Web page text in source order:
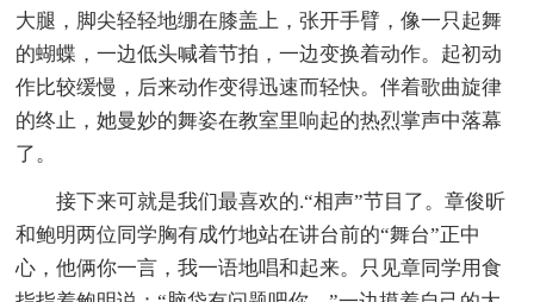
大腿，脚尖轻轻地绷在膝盖上，张开手臂，像一只起舞
的蝴蝶，一边低头喊着节拍，一边变换着动作。起初动
作比较缓慢，后来动作变得迅速而轻快。伴着歌曲旋律
的终止，她曼妙的舞姿在教室里响起的热烈掌声中落幕
了。
接下来可就是我们最喜欢的.“相声”节目了。章俊昕
和鲍明两位同学胸有成竹地站在讲台前的“舞台”正中
心，他俩你一言，我一语地唱和起来。只见章同学用食